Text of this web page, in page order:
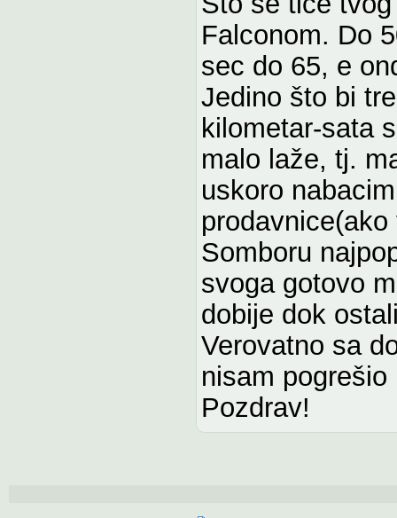
Falconom. Do
sec do 65, e
Jedino što bi
kilometar-sata
malo laže, tj.
uskoro
Somboru
svoga gotovo
dobije dok
Verovatno sa
nisam pogrešio
Pozdrav!